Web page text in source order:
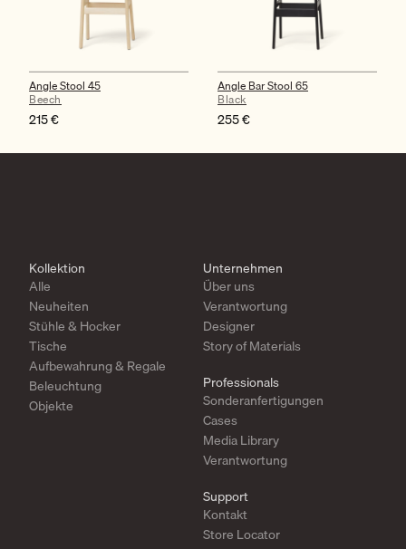
Angle Stool 45
Beech
215€
Angle Bar Stool 65
Black
255€
Kollektion
Alle
Neuheiten
Stühle & Hocker
Tische
Aufbewahrung & Regale
Beleuchtung
Objekte
Unternehmen
Über uns
Verantwortung
Designer
Story of Materials
Professionals
Sonderanfertigungen
Cases
Media Library
Verantwortung
Support
Kontakt
Store Locator